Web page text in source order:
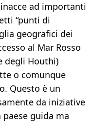
ad importanti
“punti di
geografici dei
al Mar Rosso
degli Houthi)
o comunque
Questo è un
da iniziative
guida ma